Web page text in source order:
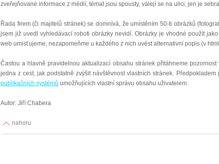
zveřejňované informace z médií, témat jsou spousty, válejí se na ulici, jen je
Řada firem (či majitelů stránek) se domnívá, že umístěním 50-ti obrázků
jsem již uvedl vyhledávací roboti obrázky nevidí. Obrázky je vhodné použít
web umisťujeme, nezapomeňme u každého z nich uvést alternativní popis (v
Častou a hlavně pravidelnou aktualizací obsahu stránek přitáhneme
jedna z cest, jak podstatně zvýšit návštěvnost vlastních stránek.
publikačních systémů umožňujících vlastní správu obsahu uživatelem.
Autor: Jiří Chabera
nahoru